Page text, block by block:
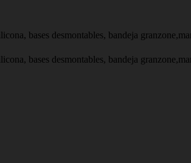
bases desmontables, bandeja
bases desmontables, bandeja